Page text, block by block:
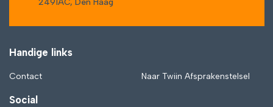
2491AC, Den Haag
Handige links
Contact Naar Twiin Afsprakenstelsel
Social